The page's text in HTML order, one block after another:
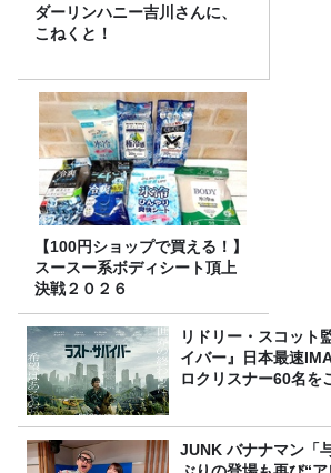
ダーリンハニー吉川さんに、
こねくと！
【100円ショップで買える！】
スースー系ボディシート頂上
決戦２０２６
リドリー・スコット
イバー』日本最速
ロクリスナー60名を
JUNK バナナマン「与田祐希さん、１年